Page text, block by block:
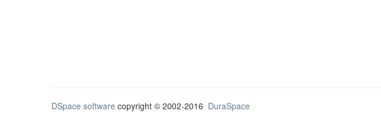
DSpace software copyright © 2002-2016 DuraSpace